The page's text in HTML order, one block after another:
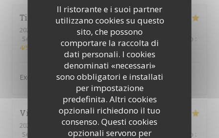
Il ristorante e i suoi partner
utilizzano cookies su questo
sito, che possono
comportare la raccolta di
dati personali. I cookies
denominati «necessari»
sono obbligatori e installati
per impostazione
predefinita. Altri cookies
opzionali richiedono il tuo
consenso. Questi cookies
opzionali servono per
Tina
2026-01-22
- 20:30 - Ospiti 2
Servizio
Atmosfera Cucina /5 Qualità / Prezzo :
4/5
Excellent repas
Vincent W
2025-12-23
- 19:45 - Ospiti 4
Servizio
Atmosfera:5/5 Cucina:5 /5 Qualità / Prezzo :